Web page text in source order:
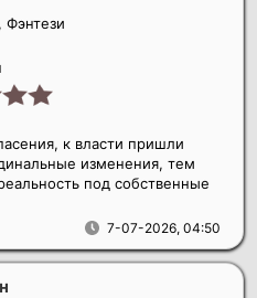
7-07-2026, 04:50
к власти пришли
изменения, тем
под собственные